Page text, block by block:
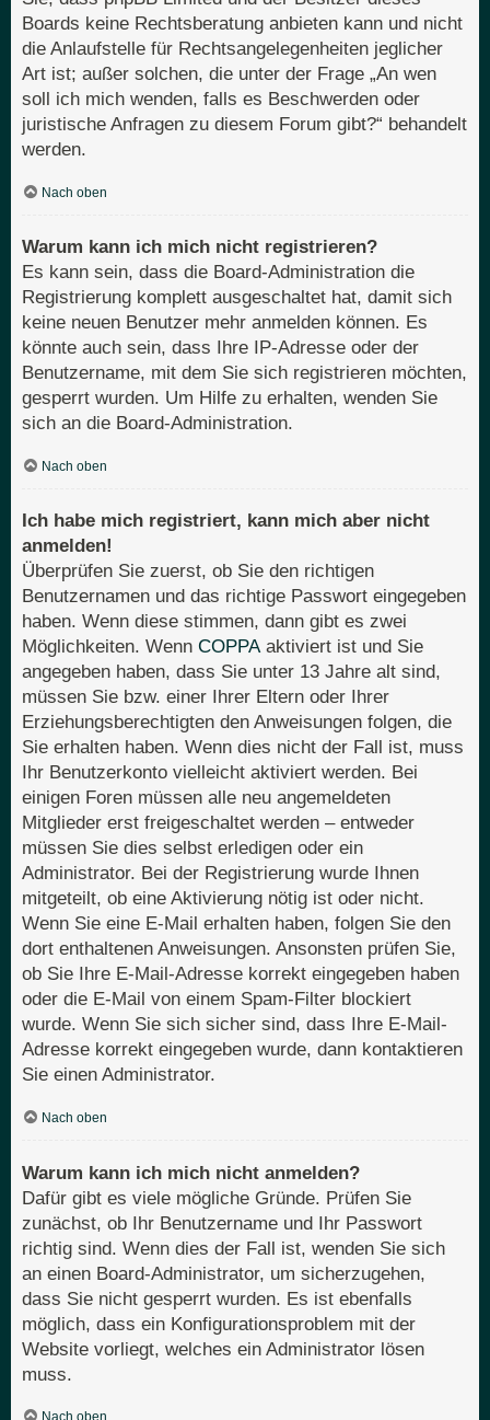
Boards keine Rechtsberatung anbieten kann und nicht
die Anlaufstelle für Rechtsangelegenheiten jeglicher
Art ist; außer solchen, die unter der Frage „An wen
soll ich mich wenden, falls es Beschwerden oder
juristische Anfragen zu diesem Forum gibt?“ behandelt
werden.
Nach oben
Warum kann ich mich nicht registrieren?
Es kann sein, dass die Board-Administration die
Registrierung komplett ausgeschaltet hat, damit sich
keine neuen Benutzer mehr anmelden können. Es
könnte auch sein, dass Ihre IP-Adresse oder der
Benutzername, mit dem Sie sich registrieren möchten,
gesperrt wurden. Um Hilfe zu erhalten, wenden Sie
sich an die Board-Administration.
Nach oben
Ich habe mich registriert, kann mich aber nicht
anmelden!
Überprüfen Sie zuerst, ob Sie den richtigen
Benutzernamen und das richtige Passwort eingegeben
haben. Wenn diese stimmen, dann gibt es zwei
Möglichkeiten. Wenn COPPAaktiviert ist und Sie
angegeben haben, dass Sie unter 13 Jahre alt sind,
müssen Sie bzw. einer Ihrer Eltern oder Ihrer
Erziehungsberechtigten den Anweisungen folgen, die
Sie erhalten haben. Wenn dies nicht der Fall ist, muss
Ihr Benutzerkonto vielleicht aktiviert werden. Bei
einigen Foren müssen alle neu angemeldeten
Mitglieder erst freigeschaltet werden – entweder
müssen Sie dies selbst erledigen oder ein
Administrator. Bei der Registrierung wurde Ihnen
mitgeteilt, ob eine Aktivierung nötig ist oder nicht.
Wenn Sie eine E-Mail erhalten haben, folgen Sie den
dort enthaltenen Anweisungen. Ansonsten prüfen Sie,
ob Sie Ihre E-Mail-Adresse korrekt eingegeben haben
oder die E-Mail von einem Spam-Filter blockiert
wurde. Wenn Sie sich sicher sind, dass Ihre E-Mail-
Adresse korrekt eingegeben wurde, dann kontaktieren
Sie einen Administrator.
Nach oben
Warum kann ich mich nicht anmelden?
Dafür gibt es viele mögliche Gründe. Prüfen Sie
zunächst, ob Ihr Benutzername und Ihr Passwort
richtig sind. Wenn dies der Fall ist, wenden Sie sich
an einen Board-Administrator, um sicherzugehen,
dass Sie nicht gesperrt wurden. Es ist ebenfalls
möglich, dass ein Konfigurationsproblem mit der
Website vorliegt, welches ein Administrator lösen
muss.
Nach oben